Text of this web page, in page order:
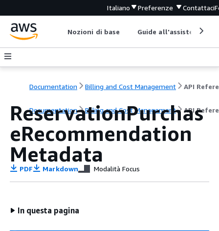
Italiano Preferenze Contattaci
Nozioni di base Guide all'assistenza
Documentation Billing and Cost Management
Documentation Billing and Cost Management API
ReservationPurchas
eRecommendation
Metadata
PDF Markdown Modalità Focus
In questa pagina